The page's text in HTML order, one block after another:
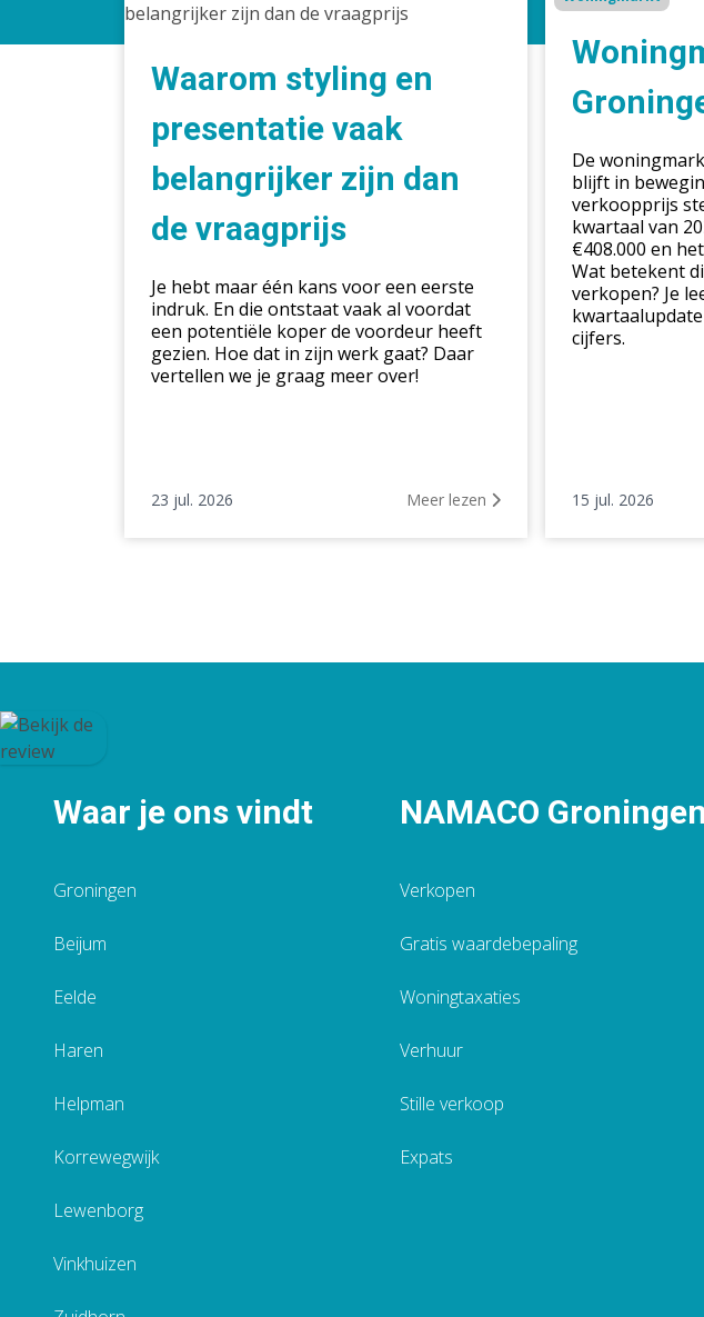
styling
en
presentatie
vaak
belangrijker
dan
vraagprijs
Waarom styling en
presentatie vaak
belangrijker zijn dan
de vraagprijs
Je hebt maar één kans voor een eerste
indruk. En die ontstaat vaak al voordat
een potentiële koper de voordeur heeft
gezien. Hoe dat in zijn werk gaat? Daar
vertellen we je graag meer over!
23 jul. 2026 Meer lezen
Groningen
Q2
2026
De
blijft in
verkoopprijs
kwartaal van
€408.000 en
Wat betekent
verkopen? Je
cijfers.
15 jul. 2026
Waar je ons vindt
Groningen
Beijum
Eelde
Haren
Helpman
Korrewegwijk
Lewenborg
Vinkhuizen
NAMACO Groningen
Verkopen
Gratis waardebepaling
Woningtaxaties
Verhuur
Stille verkoop
Expats